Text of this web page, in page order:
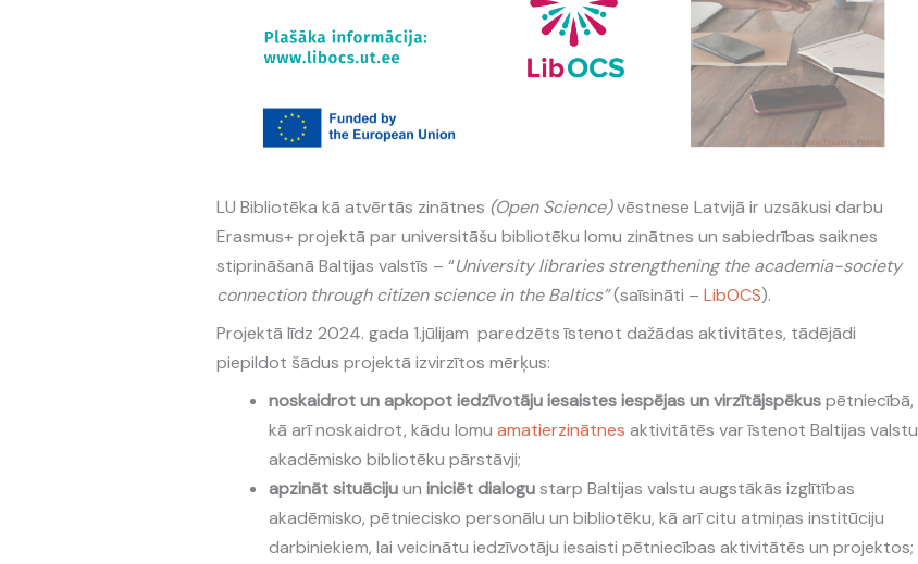
LU Bibliotēka kā atvērtās zinātnes (Open Science)vēstnese Latvijā ir uzsākusi darbu
Erasmus+ projektā par universitāšu bibliotēku lomu zinātnes un sabiedrības saiknes
stiprināšanā Baltijas valstīs – “University libraries strengthening the academia-society
connection through citizen science in the Baltics”(saīsināti – LibOCS).
Projektā līdz 2024. gada 1.jūlijam paredzēts īstenot dažādas aktivitātes, tādējādi
piepildot šādus projektā izvirzītos mērķus:
noskaidrot un apkopot iedzīvotāju iesaistes iespējas un virzītājspēkuspētniecībā,
kā arī noskaidrot, kādu lomu amatierzinātnes aktivitātēs var īstenot Baltijas valstu
akadēmisko bibliotēku pārstāvji;
apzināt situācijuun iniciēt dialogustarp Baltijas valstu augstākās izglītības
akadēmisko, pētniecisko personālu un bibliotēku, kā arī citu atmiņas institūciju
darbiniekiem, lai veicinātu iedzīvotāju iesaisti pētniecības aktivitātēs un projektos;